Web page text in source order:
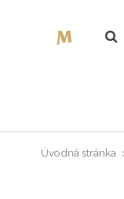
Úvodná stránka